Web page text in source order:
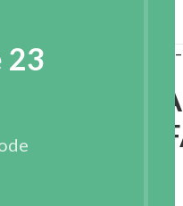
23FACE – 25 – 30 GR./M2
FILM
DOUBLE